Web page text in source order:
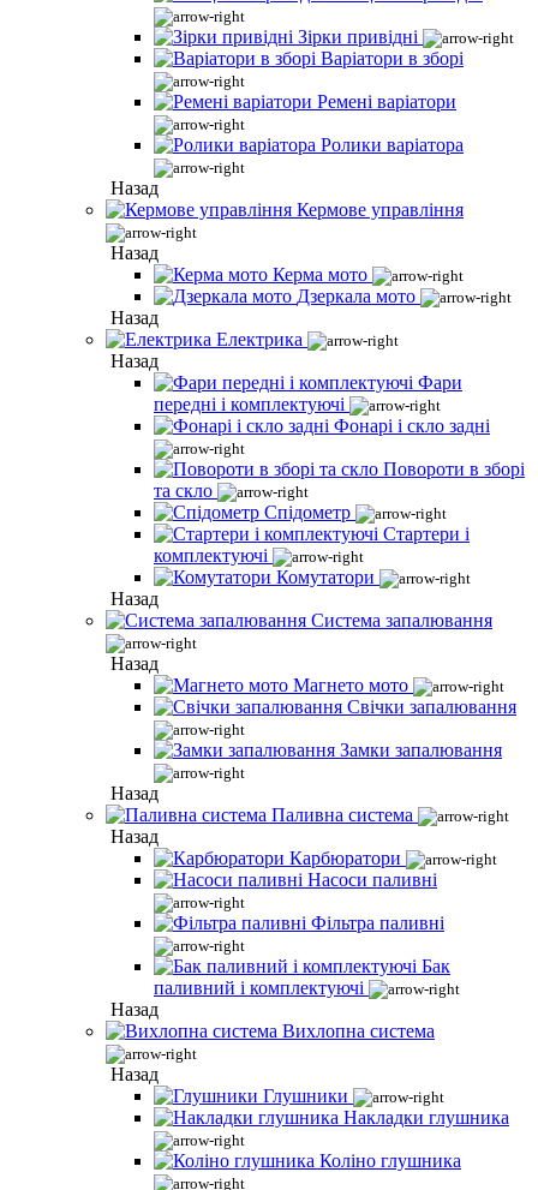
Зірки привідні
Варіатори в зборі
Ремені варіатори
Ролики варіатора
Назад
Кермове управління
Назад
Керма мото
Дзеркала мото
Назад
Електрика
Назад
Фари
передні і комплектуючі
Фонарі і скло задні
Повороти в зборі
та скло
Спідометр
Стартери і
комплектуючі
Комутатори
Назад
Система запалювання
Назад
Магнето мото
Свічки запалювання
Замки запалювання
Назад
Паливна система
Назад
Карбюратори
Насоси паливні
Фільтра паливні
Бак
паливний і комплектуючі
Назад
Вихлопна система
Назад
Глушники
Накладки глушника
Коліно глушника